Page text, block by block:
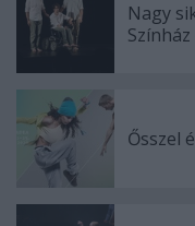
Nagy
Ősszel